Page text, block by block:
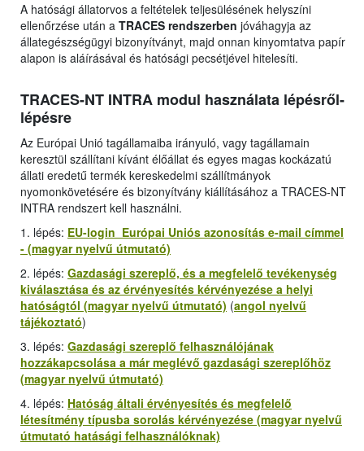
A hatósági állatorvos a feltételek teljesülésének helyszíni
ellenőrzése után a TRACES rendszerben jóváhagyja az
állategészségügyi bizonyítványt, majd onnan kinyomtatva papír
alapon is aláírásával és hatósági pecsétjével hitelesíti.
TRACES-NT INTRA modul használata lépésről-
lépésre
Az Európai Unió tagállamaiba irányuló, vagy tagállamain
keresztül szállítani kívánt élőállat és egyes magas kockázatú
állati eredetű termék kereskedelmi szállítmányok
nyomonkövetésére és bizonyítvány kiállításához a TRACES-NT
INTRA rendszert kell használni.
1. lépés: EU-login Európai Uniós azonosítás e-mail címmel
- (magyar nyelvű útmutató)
2. lépés: Gazdasági szereplő, és a megfelelő tevékenység
kiválasztása és az érvényesítés kérvényezése a helyi
hatóságtól (magyar nyelvű útmutató) (angol nyelvű
tájékoztató)
3. lépés: Gazdasági szereplő felhasználójának
hozzákapcsolása a már meglévő gazdasági szereplőhöz
(magyar nyelvű útmutató)
4. lépés: Hatóság általi érvényesítés és megfelelő
létesítmény típusba sorolás kérvényezése (magyar nyelvű
útmutató hatásági felhasználóknak)